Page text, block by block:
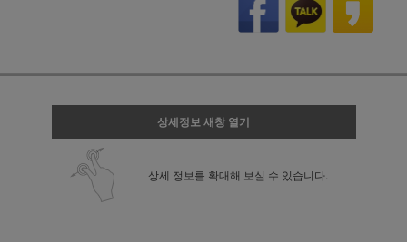
상세정보 새창 열기
상세 정보를 확대해 보실 수 있습니다.